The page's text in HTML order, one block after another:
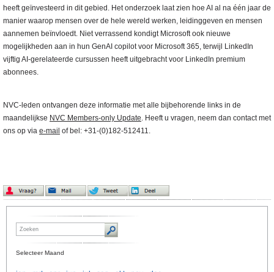
heeft geïnvesteerd in dit gebied. Het onderzoek laat zien hoe AI al na één jaar de
manier waarop mensen over de hele wereld werken, leidinggeven en mensen
aannemen beïnvloedt. Niet verrassend kondigt Microsoft ook nieuwe
mogelijkheden aan in hun GenAI copilot voor Microsoft 365, terwijl LinkedIn
vijftig AI-gerelateerde cursussen heeft uitgebracht voor LinkedIn premium
abonnees.
NVC-leden ontvangen deze informatie met alle bijbehorende links in de
maandelijkse NVC Members-only Update. Heeft u vragen, neem dan contact met
ons op via e-mail of bel: +31-(0)182-512411.
Selecteer Maand